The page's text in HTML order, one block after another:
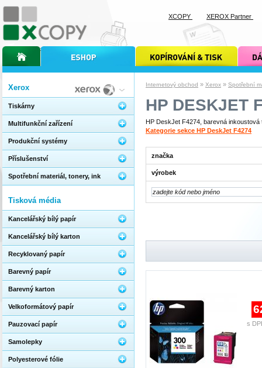
Internetový obchod » Xerox » Spotřební
HP DESKJET
HP DeskJet F4274, barevná
Kategorie sekce HP DeskJet F4274
značka
výrobek
s
Xerox
Tiskárny
Multifunkční zařízení
Produkční systémy
Příslušenství
Spotřební materiál, tonery, ink
Tisková média
Kancelářský bílý papír
Kancelářský bílý karton
Recyklovaný papír
Barevný papír
Barevný karton
Velkoformátový papír
Pauzovací papír
Samolepky
Polyesterové fólie
úvodní stránka xcopyinternetový obchod xcopy kopírování a tisk xcopy dárkové
XCOPY XEROX Partner